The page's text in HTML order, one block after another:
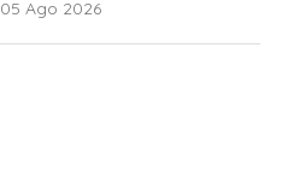
05 Ago 2026